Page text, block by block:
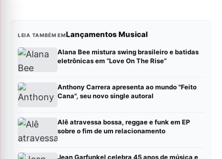
LEIA TAMBÉM EMLançamentos Musical
Alana Bee mistura swing brasileiro e batidas
eletrônicas em “Love On The Rise”
Anthony Carrera apresenta ao mundo "Feito
Cana", seu novo single autoral
Alê atravessa bossa, reggae e funk em EP
sobre o fim de um relacionamento
Jean Garfunkel celebra 45 anos de música e